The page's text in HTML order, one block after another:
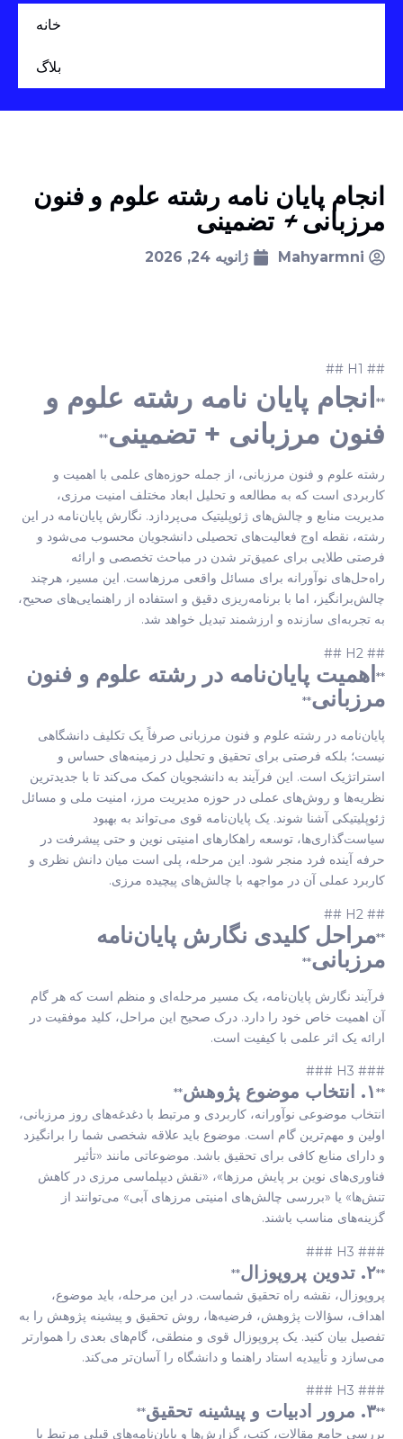
خانه
بلاگ
انجام پایان نامه رشته علوم و فنون
مرزبانی + تضمینی
Mahyarmni ژانویه 24, 2026
## H1 ##
**انجام پایان نامه رشته علوم و
فنون مرزبانی + تضمینی**
رشته علوم و فنون مرزبانی، از جمله حوزه‌های علمی با اهمیت و
کاربردی است که به مطالعه و تحلیل ابعاد مختلف امنیت مرزی،
مدیریت منابع و چالش‌های ژئوپلیتیک می‌پردازد. نگارش پایان‌نامه در این
رشته، نقطه اوج فعالیت‌های تحصیلی دانشجویان محسوب می‌شود و
فرصتی طلایی برای عمیق‌تر شدن در مباحث تخصصی و ارائه
راه‌حل‌های نوآورانه برای مسائل واقعی مرزهاست. این مسیر، هرچند
چالش‌برانگیز، اما با برنامه‌ریزی دقیق و استفاده از راهنمایی‌های صحیح،
به تجربه‌ای سازنده و ارزشمند تبدیل خواهد شد.
## H2 ##
** اهمیت پایان‌نامه در رشته علوم و فنون
مرزبانی**
پایان‌نامه در رشته علوم و فنون مرزبانی صرفاً یک تکلیف دانشگاهی
نیست؛ بلکه فرصتی برای تحقیق و تحلیل در زمینه‌های حساس و
استراتژیک است. این فرآیند به دانشجویان کمک می‌کند تا با جدیدترین
نظریه‌ها و روش‌های عملی در حوزه مدیریت مرز، امنیت ملی و مسائل
ژئوپلیتیکی آشنا شوند. یک پایان‌نامه قوی می‌تواند به بهبود
سیاست‌گذاری‌ها، توسعه راهکارهای امنیتی نوین و حتی پیشرفت در
حرفه آینده فرد منجر شود. این مرحله، پلی است میان دانش نظری و
کاربرد عملی آن در مواجهه با چالش‌های پیچیده مرزی.
## H2 ##
**مراحل کلیدی نگارش پایان‌نامه
مرزبانی**
فرآیند نگارش پایان‌نامه، یک مسیر مرحله‌ای و منظم است که هر گام
آن اهمیت خاص خود را دارد. درک صحیح این مراحل، کلید موفقیت در
ارائه یک اثر علمی با کیفیت است.
### H3 ###
**۱. انتخاب موضوع پژوهش
**
انتخاب موضوعی نوآورانه، کاربردی و مرتبط با دغدغه‌های روز مرزبانی،
اولین و مهم‌ترین گام است. موضوع باید علاقه شخصی شما را برانگیزد
و دارای منابع کافی برای تحقیق باشد. موضوعاتی مانند «تأثیر
فناوری‌های نوین بر پایش مرزها»، «نقش دیپلماسی مرزی در کاهش
تنش‌ها» یا «بررسی چالش‌های امنیتی مرزهای آبی» می‌توانند از
گزینه‌های مناسب باشند.
### H3 ###
**۲. تدوین پروپوزال
**
پروپوزال، نقشه راه تحقیق شماست. در این مرحله، باید موضوع،
اهداف، سؤالات پژوهش، فرضیه‌ها، روش تحقیق و پیشینه پژوهش را به
تفصیل بیان کنید. یک پروپوزال قوی و منطقی، گام‌های بعدی را هموارتر
می‌سازد و تأییدیه استاد راهنما و دانشگاه را آسان‌تر می‌کند.
### H3 ###
**۳. مرور ادبیات و پیشینه تحقیق
**
بررسی جامع مقالات، کتب، گزارش‌ها و پایان‌نامه‌های قبلی مرتبط با